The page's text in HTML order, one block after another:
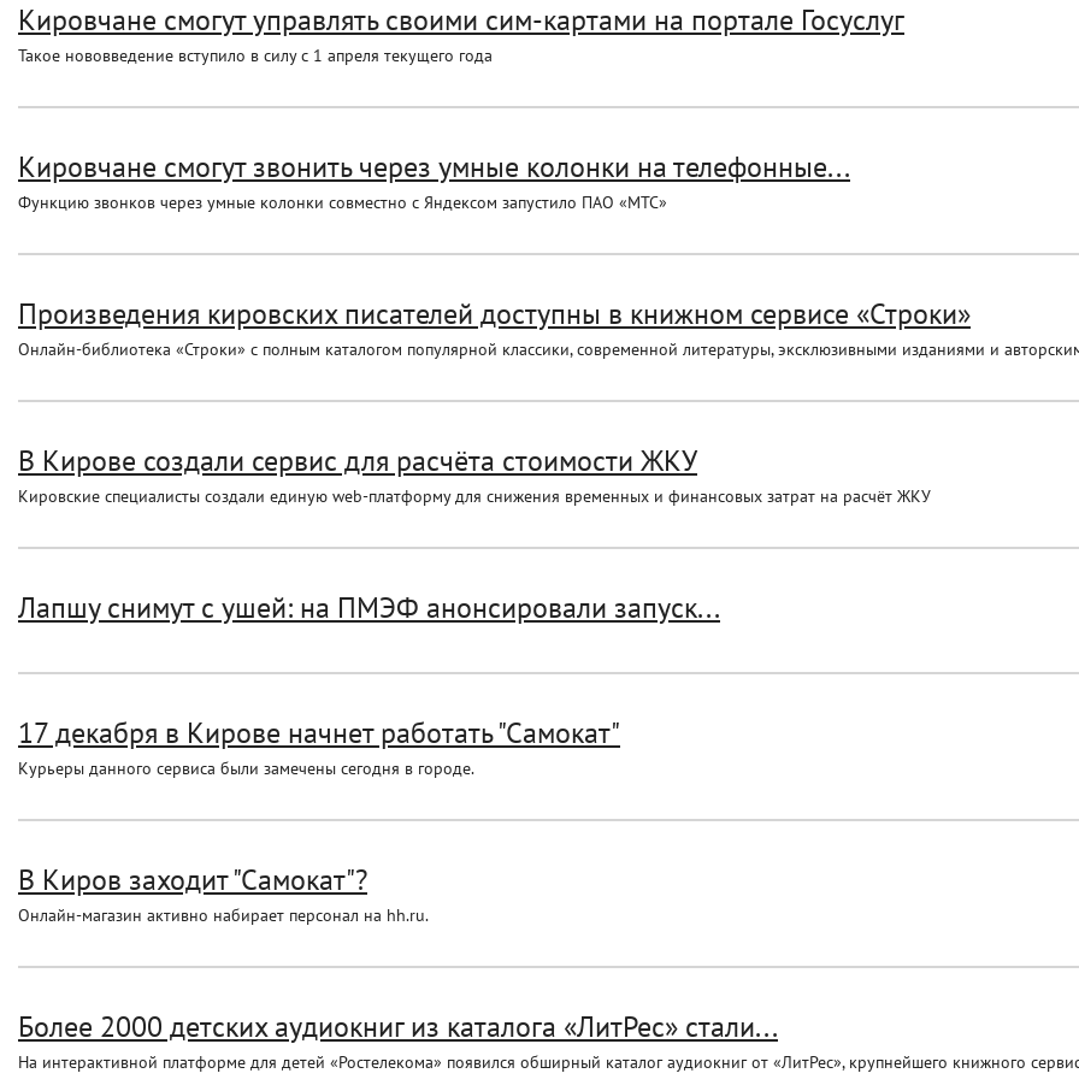
Кировчане смогут управлять своими сим-картами на портале Госуслуг
Такое нововведение вступило в силу с 1 апреля текущего года
Кировчане смогут звонить через умные колонки на телефонные...
Функцию звонков через умные колонки совместно с Яндексом запустило ПАО «МТС»
Произведения кировских писателей доступны в книжном сервисе «Строки»
Онлайн-библиотека «Строки» с полным каталогом популярной классики, современной литературы, эксклюзивными изданиями и
В Кирове создали сервис для расчёта стоимости ЖКУ
Кировские специалисты создали единую web-платформу для снижения временных и финансовых затрат на расчёт ЖКУ
Лапшу снимут с ушей: на ПМЭФ анонсировали запуск...
17 декабря в Кирове начнет работать "Самокат"
Курьеры данного сервиса были замечены сегодня в городе.
В Киров заходит "Самокат"?
Онлайн-магазин активно набирает персонал на hh.ru.
Более 2000 детских аудиокниг из каталога «ЛитРес» стали...
На интерактивной платформе для детей «Ростелекома» появился обширный каталог аудиокниг от «ЛитРес», крупнейшего книжного